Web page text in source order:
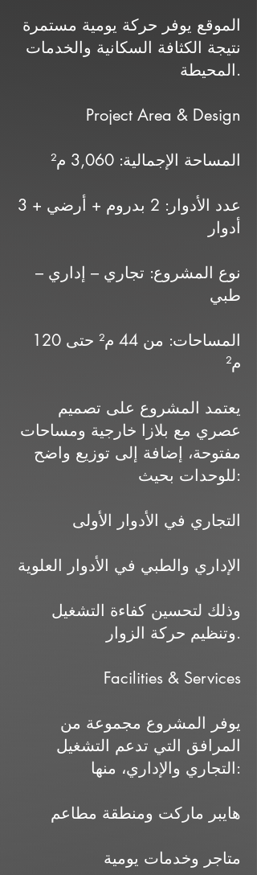
الموقع يوفر حركة يومية مستمرة
نتيجة الكثافة السكانية والخدمات
المحيطة.
Project Area & Design
المساحة الإجمالية: 3,060 م²
عدد الأدوار: 2 بدروم + أرضي + 3
أدوار
نوع المشروع: تجاري – إداري –
طبي
المساحات: من 44 م² حتى 120
م²
يعتمد المشروع على تصميم
عصري مع بلازا خارجية ومساحات
مفتوحة، إضافة إلى توزيع واضح
للوحدات بحيث:
التجاري في الأدوار الأولى
الإداري والطبي في الأدوار العلوية
وذلك لتحسين كفاءة التشغيل
وتنظيم حركة الزوار.
Facilities & Services
يوفر المشروع مجموعة من
المرافق التي تدعم التشغيل
التجاري والإداري، منها:
هايبر ماركت ومنطقة مطاعم
متاجر وخدمات يومية